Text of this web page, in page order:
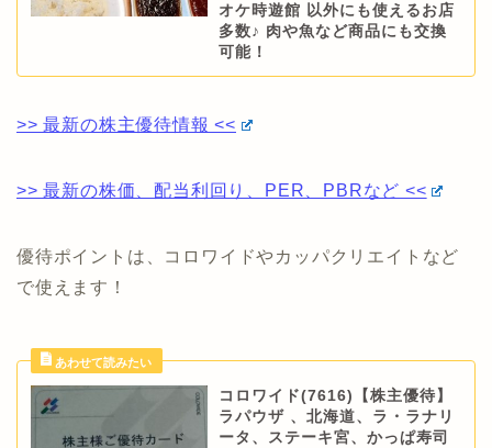
オケ時遊館 以外にも使えるお店
多数♪ 肉や魚など商品にも交換
可能！
>> 最新の株主優待情報 <<
>> 最新の株価、配当利回り、PER、PBRなど <<
優待ポイントは、コロワイドやカッパクリエイトなど
で使えます！
コロワイド(7616)【株主優待】
ラパウザ 、北海道、ラ・ラナリ
ータ、ステーキ宮、かっぱ寿司